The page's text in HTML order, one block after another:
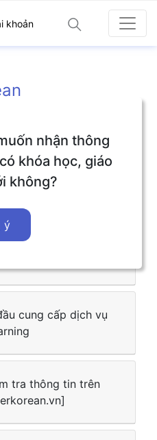
khoản
ký thành viên
nhập
cung cấp dịch vụ
tra thông tin trên
nhận thông
khóa học, giáo
không?
ý